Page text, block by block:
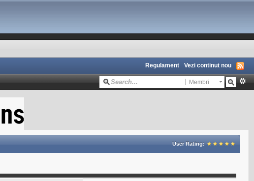
Regulament Vezi continut nou
Membri
User Rating: